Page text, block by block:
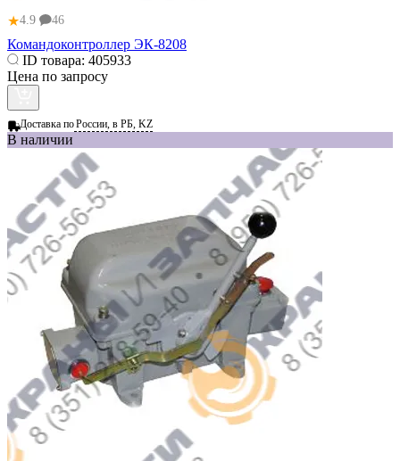
★4.9 46
Командоконтроллер ЭК-8208
ID товара: 405933
Цена по запросу
Доставка поРоссии, в РБ, KZ
В наличии